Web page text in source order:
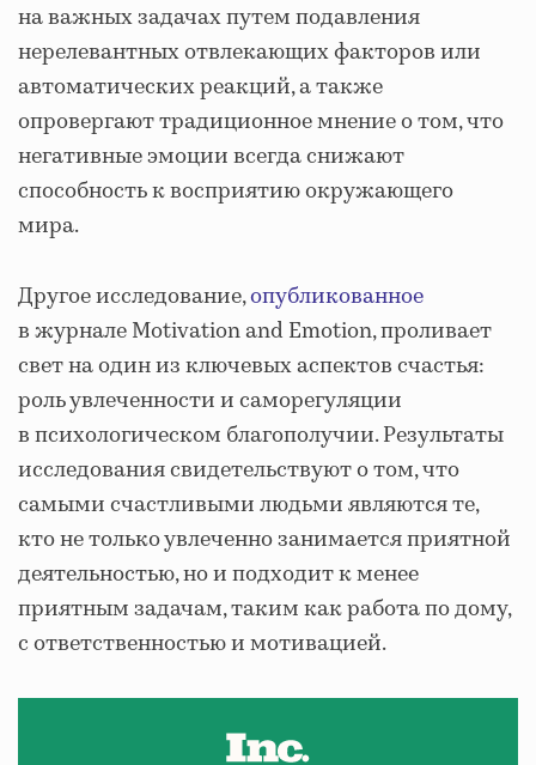
на важных задачах путем подавления
нерелевантных отвлекающих факторов или
автоматических реакций, а также
опровергают традиционное мнение о том, что
негативные эмоции всегда снижают
способность к восприятию окружающего
мира.
Другое исследование,опубликованное
в журнале Motivation and Emotion, проливает
свет на один из ключевых аспектов счастья:
роль увлеченности и саморегуляции
в психологическом благополучии. Результаты
исследования свидетельствуют о том, что
самыми счастливыми людьми являются те,
кто не только увлеченно занимается приятной
деятельностью, но и подходит к менее
приятным задачам, таким как работа по дому,
с ответственностью и мотивацией.